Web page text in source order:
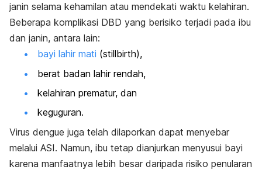
janin selama kehamilan atau mendekati waktu kelahiran.
Beberapa komplikasi DBD yang berisiko terjadi pada ibu
dan janin, antara lain:
bayi lahir mati (stillbirth),
berat badan lahir rendah,
kelahiran prematur, dan
keguguran.
Virus dengue juga telah dilaporkan dapat menyebar
melalui ASI. Namun, ibu tetap dianjurkan menyusui bayi
karena manfaatnya lebih besar daripada risiko penularan